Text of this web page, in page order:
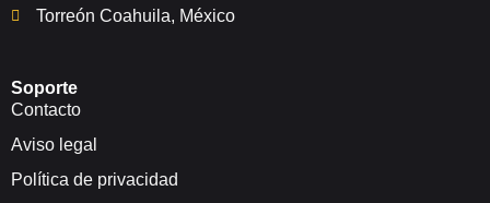
Torreón Coahuila, México
Soporte
Contacto
Aviso legal
Política de privacidad